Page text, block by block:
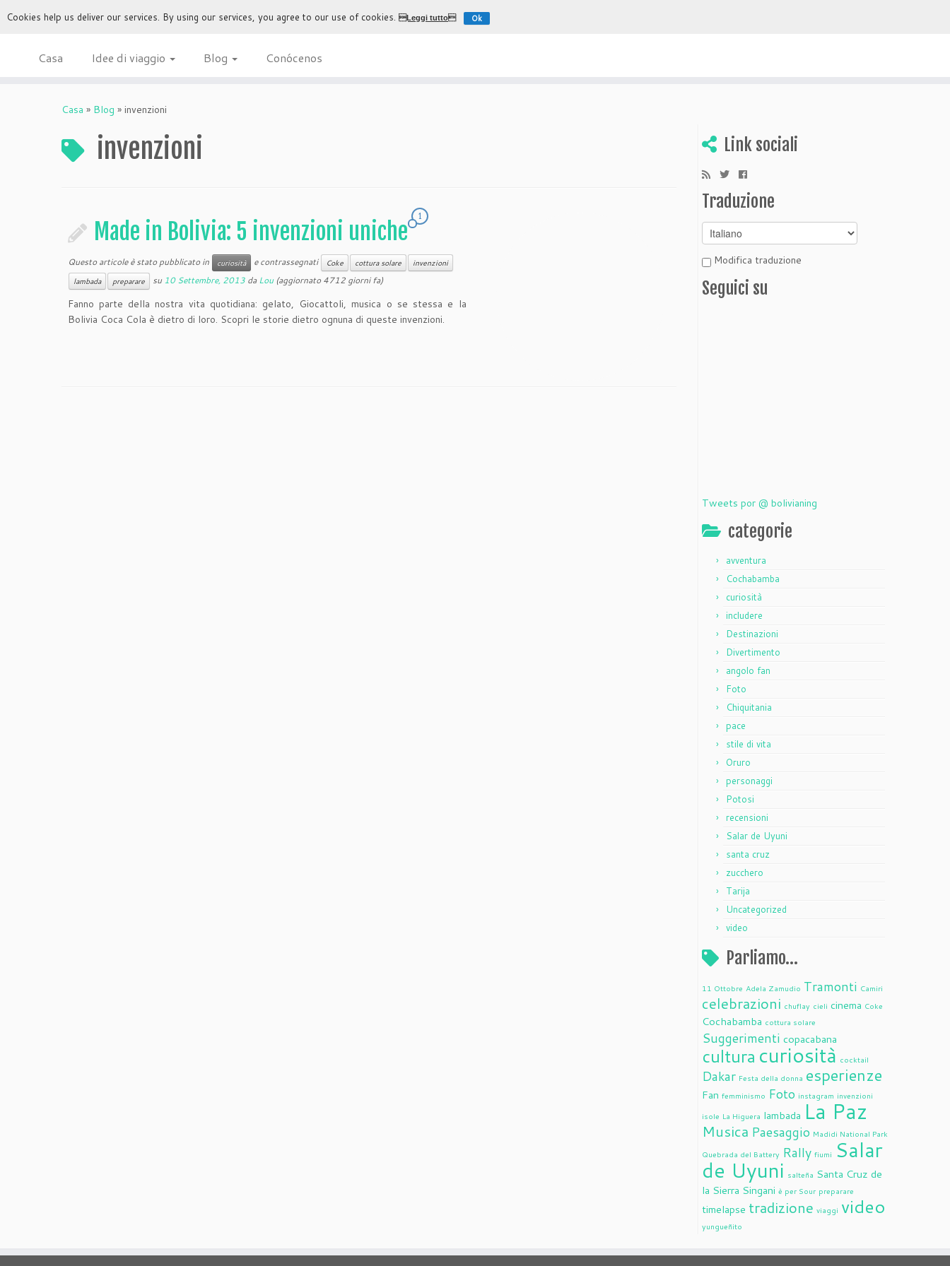
Casa Idee di viaggio Blog Conócenos
Casa » Blog » invenzioni
invenzioni
Made in Bolivia: 5 invenzioni uniche
1
Questo articole è stato pubblicato in curiosità e contrassegnati Coke cottura solare
invenzioni
lambada
preparare su10 Settembre, 2013 daLou(aggiornato 4712 giorni fa)
Fanno parte della nostra vita quotidiana: gelato, Giocattoli, musica o se stessa e la
Bolivia Coca Cola è dietro di loro. Scopri le storie dietro ognuna di queste invenzioni.
Link sociali
Traduzione
Modifica traduzione
Seguici su
Tweets por @ bolivianing
categorie
avventura
Cochabamba
curiosità
includere
Destinazioni
Divertimento
angolo fan
Foto
Chiquitania
pace
stile di vita
Oruro
personaggi
Potosi
recensioni
Salar de Uyuni
santa cruz
zucchero
Tarija
Uncategorized
video
Parliamo…
11 Ottobre Adela Zamudio Tramonti Camiri
celebrazioni chuflay cieli cinema Coke
Cochabamba cottura solare
Suggerimenti copacabana
cultura curiosità cocktail
Dakar Festa della donna esperienze
Fan femminismo Foto instagram invenzioni
isole La Higuera lambada La Paz
Musica Paesaggio Madidi National Park
Quebrada del Battery Rally fiumi Salar
de Uyuni salteña Santa Cruz de
la Sierra Singani è per Sour preparare
timelapse tradizione viaggi video
yungueñito
Cookies help us deliver our services. By using our services, you agree to our use of cookies.Leggi tutto Ok